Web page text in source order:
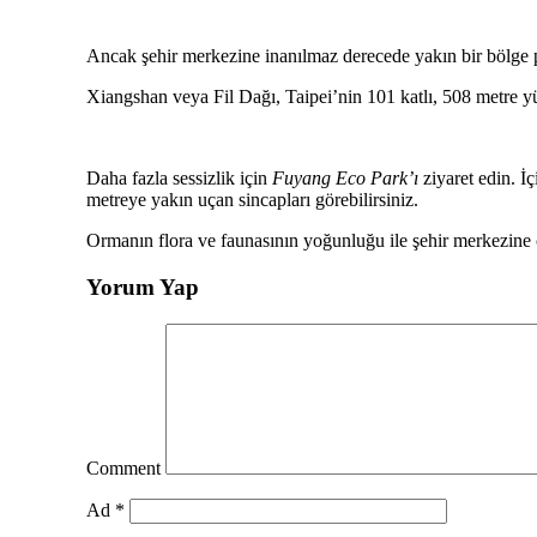
Ancak şehir merkezine inanılmaz derecede yakın bir
Xiangshan veya Fil Dağı, Taipei’nin 101 katlı, 508 metre
Daha fazla sessizlik için Fuyang Eco Park’ı ziyaret edin.
metreye yakın uçan sincapları görebilirsiniz.
Ormanın flora ve faunasının yoğunluğu ile şehir
Yorum Yap
Comment
Ad *